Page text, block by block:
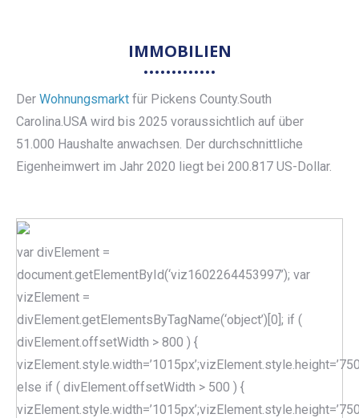
IMMOBILIEN
Der Wohnungsmarkt für Pickens County.South
Carolina.USA wird bis 2025 voraussichtlich auf über
51.000 Haushalte anwachsen. Der durchschnittliche
Eigenheimwert im Jahr 2020 liegt bei 200.817 US-Dollar.
var divElement =
document.getElementById(‘viz1602264453997’); var
vizElement =
divElement.getElementsByTagName(‘object’)[0]; if (
divElement.offsetWidth > 800 ) {
else if ( divElement.offsetWidth > 500 ) {